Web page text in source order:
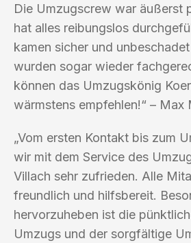
Die Umzugscrew war äußerst
hat alles reibungslos
kamen sicher und
wurden sogar wieder
können das Umzugskönig
wärmstens empfehlen!“ – Max
„Vom ersten Kontakt bis zum
wir mit dem Service des
Villach sehr zufrieden. Alle
freundlich und hilfsbereit.
hervorzuheben ist die
Umzugs und der sorgfältige